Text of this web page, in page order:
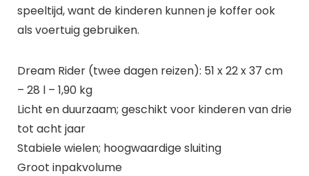
speeltijd, want de kinderen kunnen je koffer ook
als voertuig gebruiken.
Dream Rider (twee dagen reizen): 51 x 22 x 37 cm
– 28 l – 1,90 kg
Licht en duurzaam; geschikt voor kinderen van drie
tot acht jaar
Stabiele wielen; hoogwaardige sluiting
Groot inpakvolume